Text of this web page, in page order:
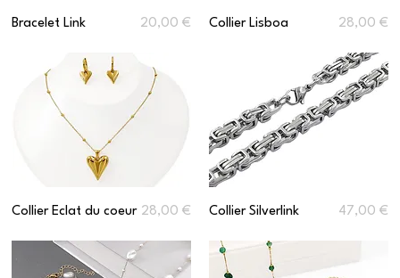
Bracelet Link Prix
20,00 € Collier Lisboa Prix
28,00 €
Collier Eclat du coeur Prix
28,00 € Collier Silverlink Prix
47,00 €